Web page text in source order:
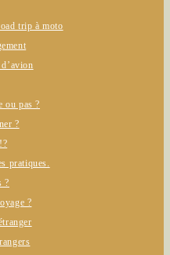
trip à moto
ou pas ?
?
pratiques.
?
?